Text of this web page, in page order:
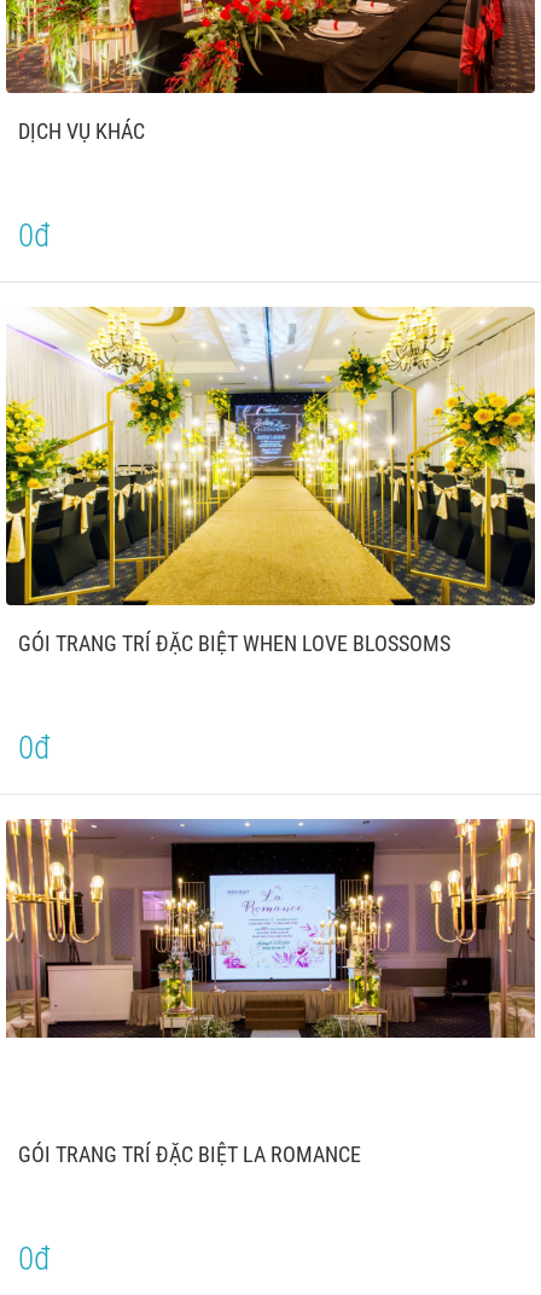
DỊCH VỤ KHÁC
0đ
GÓI TRANG TRÍ ĐẶC BIỆT WHEN LOVE BLOSSOMS
0đ
GÓI TRANG TRÍ ĐẶC BIỆT LA ROMANCE
0đ